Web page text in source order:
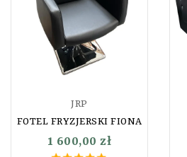
JRP
FOTEL FRYZJERSKI FIONA
1 600,00 zł